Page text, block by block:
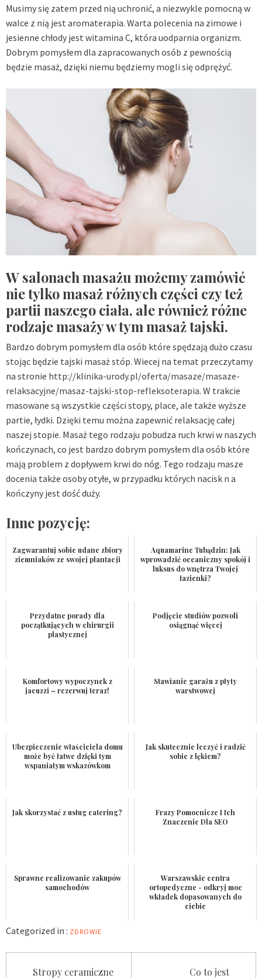
Musimy się zatem przed nią uchronić, a niezwykle pomocną w
walce z nią jest aromaterapia. Warta polecenia na zimowe i
jesienne chłody jest witamina C, która uodparnia organizm.
Dobrym pomysłem dla zapracowanych osób z pewnością
będzie masaż, dzięki niemu będziemy mogli się odprężyć.
W salonach masażu możemy zamówić
nie tylko masaż różnych części czy też
partii naszego ciała, ale również różne
rodzaje masaży w tym masaż tajski.
Bardzo dobrym pomysłem dla osób które spędzają dużo czasu
stojąc będzie tajski masaż stóp. Wiecej na temat przeczytamy
na stronie http://klinika-urody.pl/oferta/masaze/masaze-
relaksacyjne/masaz-tajski-stop-refleksoterapia. W trakcie
masowane są wszystkie części stopy, place, ale także wyższe
partie, łydki. Dzięki temu można zapewnić relaksację całej
naszej stopie. Masaż tego rodzaju pobudza ruch krwi w naszych
kończynach, co jest bardzo dobrym pomysłem dla osób które
mają problem z dopływem krwi do nóg. Tego rodzaju masze
docenia także osoby otyłe, w przypadku których nacisk n a
kończyny jest dość duży.
Inne pozycję:
Zagwarantuj sobie udane zbiory
ziemniaków ze swojej plantacji
Aquamarine Tubądzin: Jak
wprowadzić oceaniczny spokój i
luksus do wnętrza Twojej
łazienki?
Przydatne porady dla
początkujących w chirurgii
plastycznej
Podjęcie studiów pozwoli
osiągnąć więcej
Komfortowy wypoczynek z
jacuzzi – rezerwuj teraz!
Stawianie garażu z płyty
warstwowej
Ubezpieczenie właściciela domu
może być łatwe dzięki tym
wspaniałym wskazówkom
Jak skutecznie leczyć i radzić
sobie z lękiem?
Jak skorzystać z usług catering?
Frazy Pomocnicze I Ich
Znaczenie Dla SEO
Sprawne realizowanie zakupów
samochodów
Warszawskie centra
ortopedyczne - odkryj moc
wkładek dopasowanych do
ciebie
Categorized in : ZDROWIE
Stropy ceramiczne Co to jest